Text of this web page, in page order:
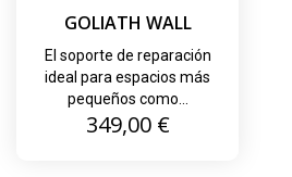
GOLIATH WALL
El soporte de reparación
ideal para espacios más
pequeños como...
Precio
349,00 €